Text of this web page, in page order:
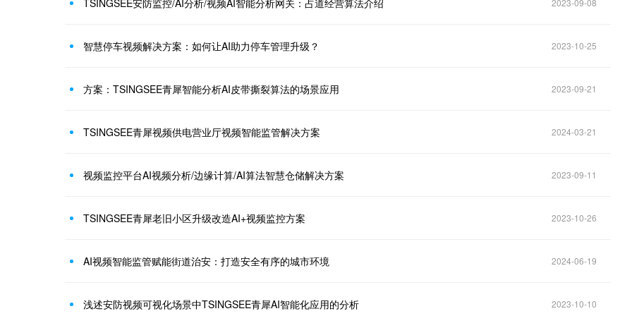
TSINGSEE安防监控/AI分析/视频AI智能分析网关：占道经营算法介绍 2023-09-08
智慧停车视频解决方案：如何让AI助力停车管理升级？ 2023-10-25
方案：TSINGSEE青犀智能分析AI皮带撕裂算法的场景应用 2023-09-21
TSINGSEE青犀视频供电营业厅视频智能监管解决方案 2024-03-21
视频监控平台AI视频分析/边缘计算/AI算法智慧仓储解决方案 2023-09-11
TSINGSEE青犀老旧小区升级改造AI+视频监控方案 2023-10-26
AI视频智能监管赋能街道治安：打造安全有序的城市环境 2024-06-19
浅述安防视频可视化场景中TSINGSEE青犀AI智能化应用的分析 2023-10-10